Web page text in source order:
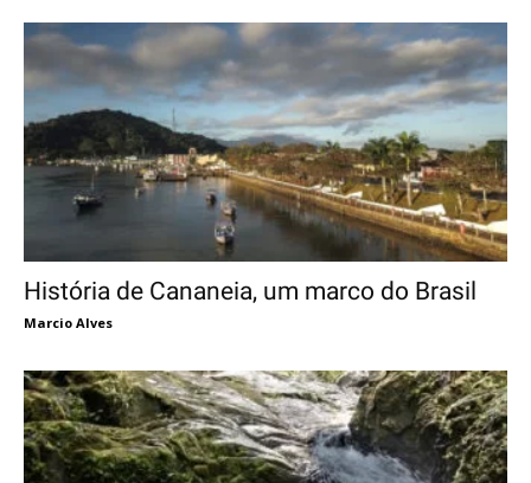
História de Cananeia, um marco do Brasil
Marcio Alves